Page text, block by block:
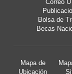
Correo
Bolsa de
Becas
Mapa de
Ubicación